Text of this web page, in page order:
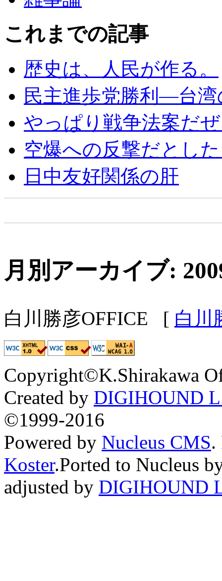
これまでの記事
歴史は、人民が作る。
民主進歩党勝利―台
やっぱり戦争法案だ
空爆への反撃だとし
日中友好関係の肝
月別アーカイブ:
白川勝彦OFFICE [ 白川
Copyright©K.Shirakawa
Created by DIGIHOUND
©1999-2016
Powered by Nucleus CMS.
Koster.Ported to Nucleus
adjusted by DIGIHOUND